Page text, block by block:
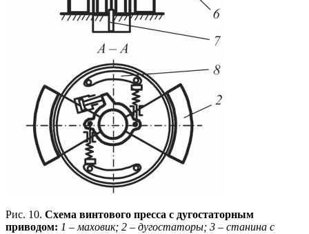
Рис. 10. Схема винтового пресса с дугостаторным
приводом: 1 – маховик; 2 – дугостаторы; 3 – станина с